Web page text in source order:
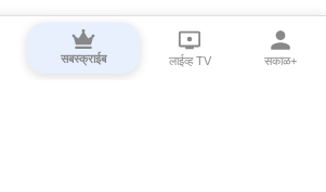
सबस्क्राईब लाईव्ह TV सकाळ+